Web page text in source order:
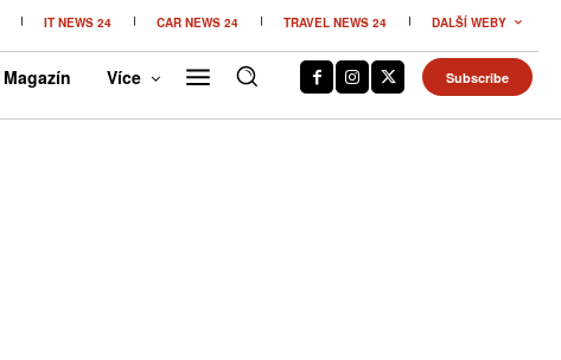
IT NEWS 24 CAR NEWS 24 TRAVEL NEWS 24 DALŠÍ WEBY
Magazín Více Subscribe